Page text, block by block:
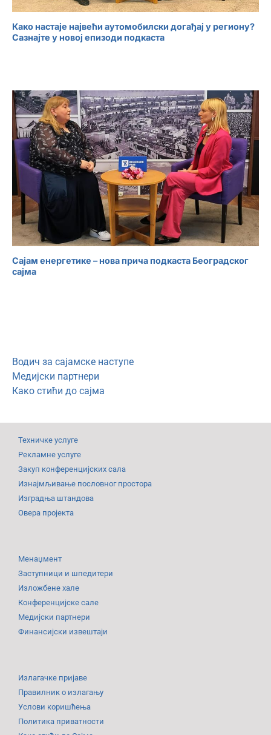
Како настаје највећи аутомобилски догађај у региону?
Сазнајте у новој епизоди подкаста
Сајам енергетике – нова прича подкаста Београдског
сајма
Водич за сајамске наступе
Медијски партнери
Како стићи до сајма
Техничке услуге
Рекламне услуге
Закуп конференцијских сала
Изнајмљивање пословног простора
Изградња штандова
Овера пројекта
Менаџмент
Заступници и шпедитери
Изложбене хале
Конференцијске сале
Медијски партнери
Финансијски извештаји
Излагачке пријаве
Правилник о излагању
Услови коришћења
Политика приватности